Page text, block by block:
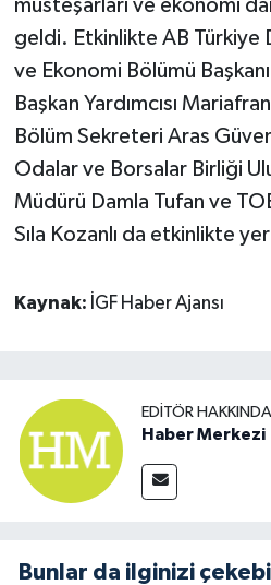
müsteşarları ve ekonomi
geldi. Etkinlikte AB Türkiye
ve Ekonomi Bölümü
Başkan Yardımcısı
Bölüm Sekreteri Aras
Odalar ve Borsalar Birliği
Müdürü Damla Tufan ve
Sıla Kozanlı da etkinlikte yer
Kaynak: İGF Haber Ajansı
EDITÖR HAKKINDA
Haber Merkezi
Bunlar da ilginizi